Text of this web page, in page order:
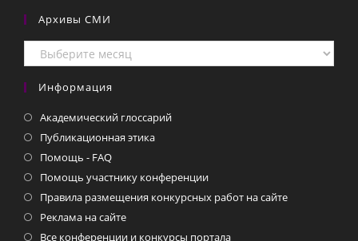
Архивы СМИ
Архивы
СМИ
Информация
Академический глоссарий
Публикационная этика
Помощь - FAQ
Помощь участнику конференции
Правила размещения конкурсных работ на сайте
Реклама на сайте
Все конференции и конкурсы портала